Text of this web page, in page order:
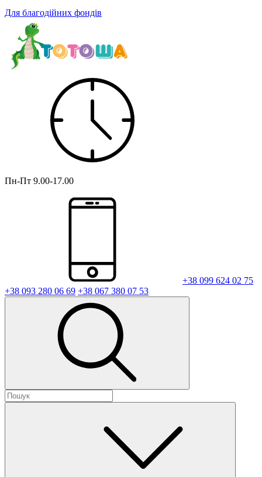
Для благодійних фондів
Пн-Пт 9.00-17.00
+38 099 624 02 75
+38 093 280 06 69 +38 067 380 07 53